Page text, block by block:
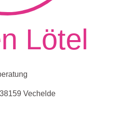
Lötel
Vechelde